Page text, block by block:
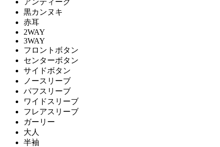
黒カンヌキ
赤耳
2WAY
3WAY
フロントボタン
センターボタン
サイドボタン
ノースリーブ
パフスリーブ
ワイドスリーブ
フレアスリーブ
ガーリー
大人
半袖